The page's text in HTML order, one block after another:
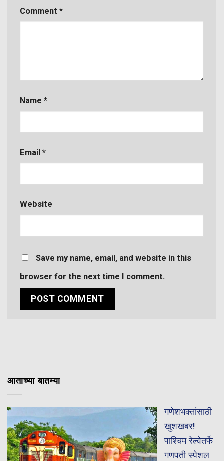
Comment *
Name *
Email *
Website
Save my name, email, and website in this
browser for the next time I comment.
आताच्या बातम्या
गणेशभक्तांसाठी
खुशखबर!
पाश्चिम रेल्वेतर्फे
गणपती स्पेशल